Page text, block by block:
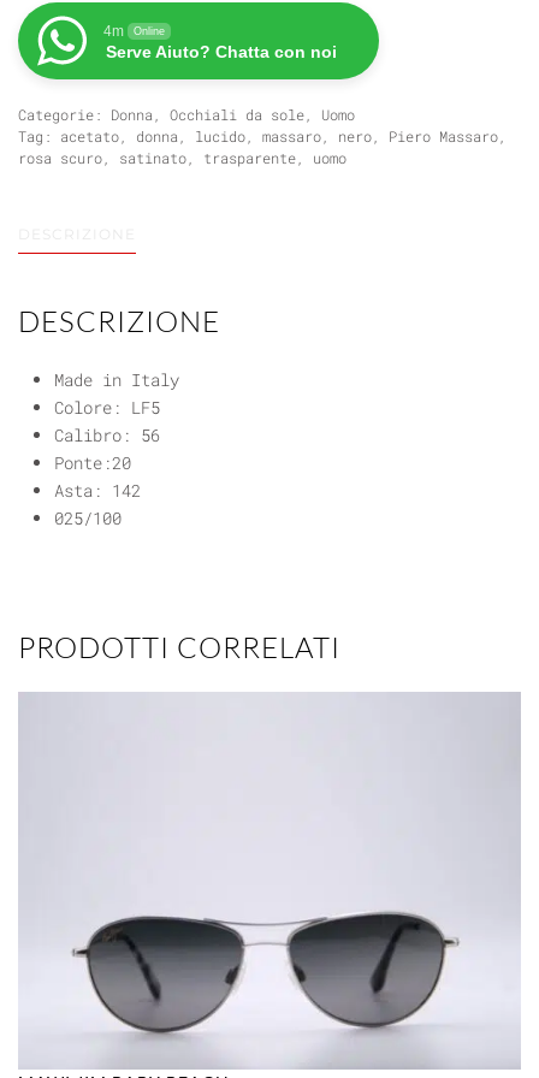
SUGGESTIONI
URBANE
PM394
4m Online
Serve Aiuto? Chatta con noi
Categorie: Donna, Occhiali da sole, Uomo
Tag: acetato, donna, lucido, massaro, nero, Piero Massaro,
rosa scuro, satinato, trasparente, uomo
DESCRIZIONE
DESCRIZIONE
Made in Italy
Colore: LF5
Calibro: 56
Ponte:20
Asta: 142
025/100
PRODOTTI CORRELATI